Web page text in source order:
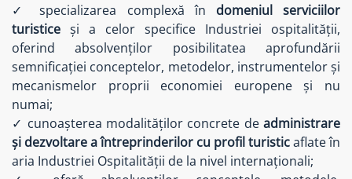
✓ specializarea complexă în domeniul serviciilor
turistice și a celor specifice Industriei ospitalității,
oferind absolvenților posibilitatea aprofundării
semnificației conceptelor, metodelor, instrumentelor și
mecanismelor proprii economiei europene și nu
numai;
✓ cunoașterea modalităților concrete de administrare
și dezvoltare a întreprinderilor cu profil turisticaflate în
aria Industriei Ospitalității de la nivel internaționali;